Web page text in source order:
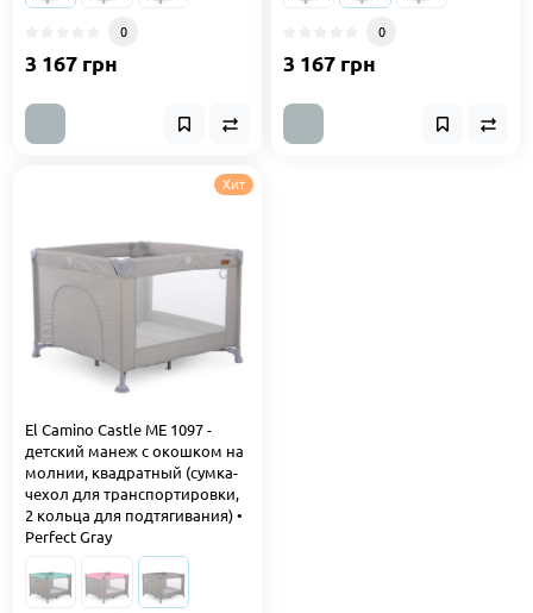
0
3 167 грн
0
3 167 грн
Хит
El Camino Castle ME 1097 -
детский манеж с окошком на
молнии, квадратный (сумка-
чехол для транспортировки,
2 кольца для подтягивания) •
Perfect Gray